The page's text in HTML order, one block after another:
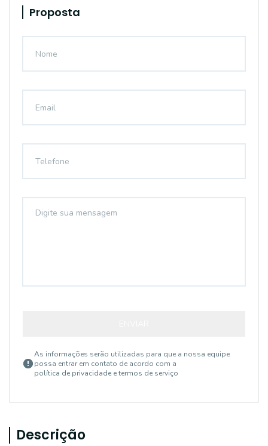
Proposta
As informações serão utilizadas para que a nossa equipe
possa entrar em contato de acordo com a
política de privacidade e termos de serviço
Descrição